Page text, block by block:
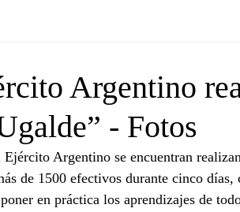
Argentino
- Fotos
Argentino se encuentran
de 1500 efectivos durante cinco días,
en práctica los aprendizajes de